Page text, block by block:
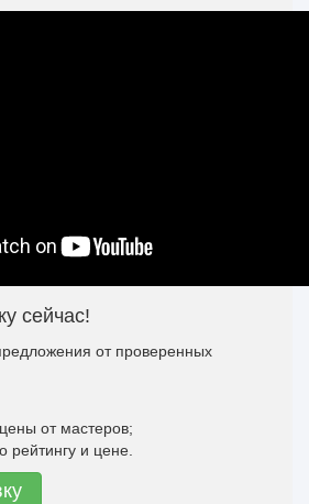
сейчас!
от проверенных
от мастеров;
рейтингу и цене.